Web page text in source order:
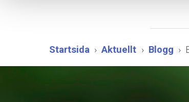
Startsida Aktuellt Blogg